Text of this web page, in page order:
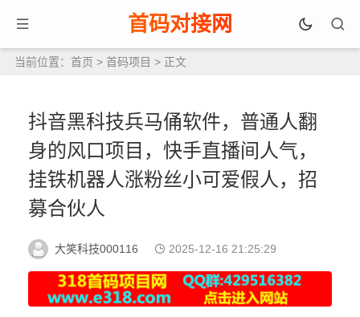
首码对接网
当前位置： 首页 > 首码项目 > 正文
抖音黑科技兵马俑软件，普通人翻
身的风口项目，快手直播间人气，
挂铁机器人涨粉丝小可爱假人，招
募合伙人
大笑科技000116 2025-12-16 21:25:29